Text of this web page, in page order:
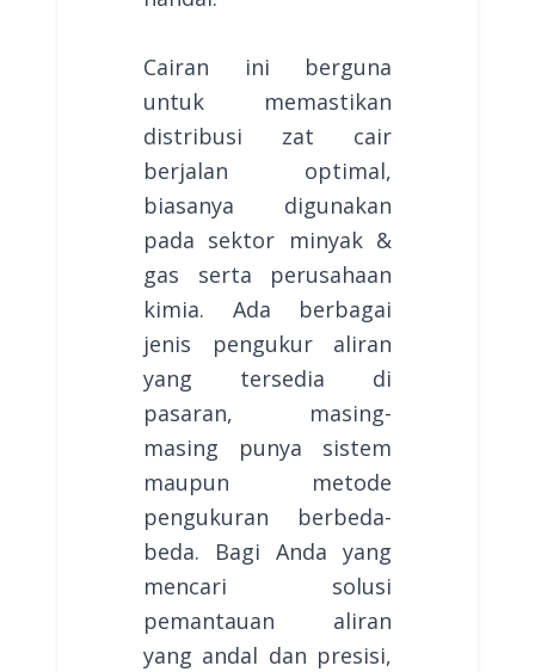
Cairan ini berguna
untuk memastikan
distribusi zat cair
berjalan optimal,
biasanya digunakan
pada sektor minyak &
gas serta perusahaan
kimia. Ada berbagai
jenis pengukur aliran
yang tersedia di
pasaran, masing-
masing punya sistem
maupun metode
pengukuran berbeda-
beda. Bagi Anda yang
mencari solusi
pemantauan aliran
yang andal dan presisi,